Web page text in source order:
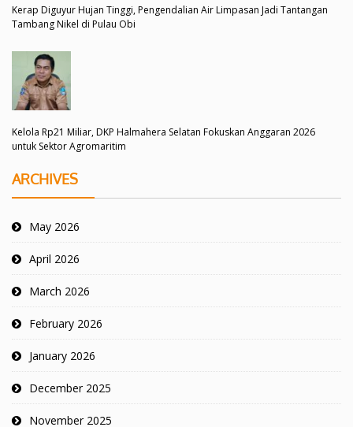
Kerap Diguyur Hujan Tinggi, Pengendalian Air Limpasan Jadi Tantangan
Tambang Nikel di Pulau Obi
Kelola Rp21 Miliar, DKP Halmahera Selatan Fokuskan Anggaran 2026
untuk Sektor Agromaritim
ARCHIVES
May 2026
April 2026
March 2026
February 2026
January 2026
December 2025
November 2025